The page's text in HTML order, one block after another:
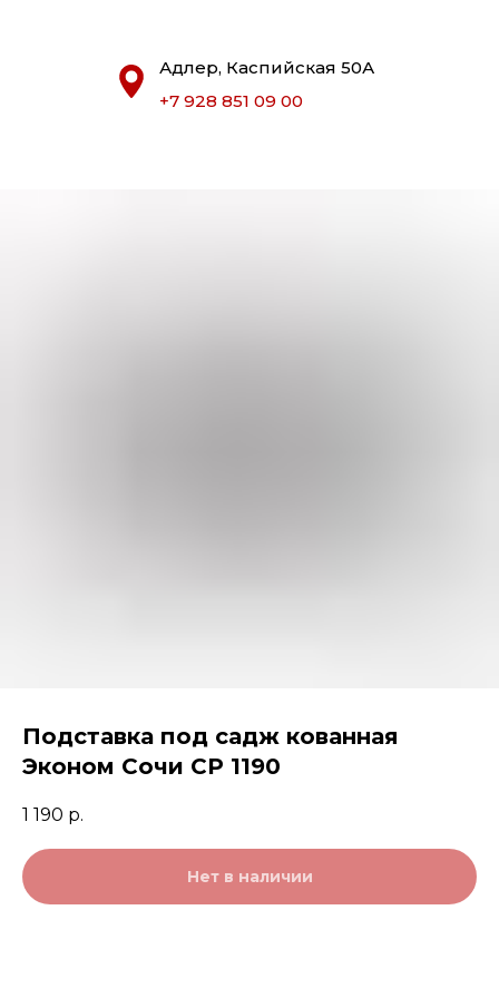
Адлер, Каспийская 50А
+7 928 851 09 00
Подставка под садж кованная
Эконом Сочи СР 1190
1 190 р.
Нет в наличии